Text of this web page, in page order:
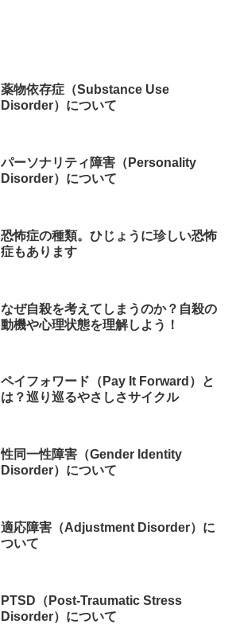
薬物依存症（Substance Use
Disorder）について
パーソナリティ障害（Personality
Disorder）について
恐怖症の種類。ひじょうに珍しい恐怖
症もあります
なぜ自殺を考えてしまうのか？自殺の
動機や心理状態を理解しよう！
ペイフォワード（Pay It Forward）と
は？巡り巡るやさしさサイクル
性同一性障害（Gender Identity
Disorder）について
適応障害（Adjustment Disorder）に
ついて
PTSD（Post-Traumatic Stress
Disorder）について